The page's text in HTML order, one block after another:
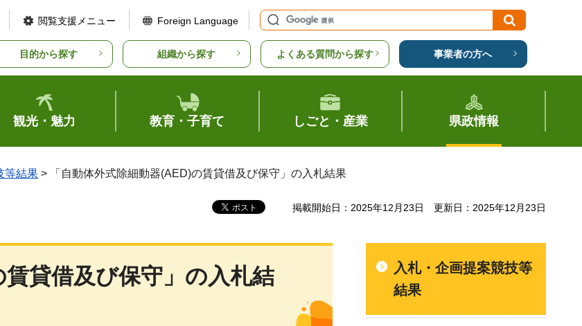
閲覧支援メニュー Foreign Language
目的から探す 組織から探す よくある質問から探す 事業者の方へ
観光・魅力 教育・子育て しごと・産業 県政情報
等結果 > 「自動体外式除細動器(AED)の賃貸借及び保守」の入札結果
掲載開始日：2025年12月23日 更新日：2025年12月23日
賃貸借及び保守」の入札結
入札・企画提案競技等
結果